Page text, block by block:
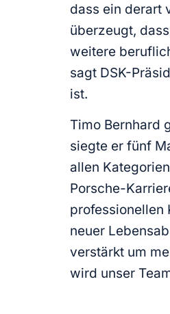
dass ein derart
überzeugt,
weitere
sagt DSK-
ist.
Timo Bernhard
siegte er fünf
allen
Porsche-
professionellen
neuer
verstärkt um
wird unser